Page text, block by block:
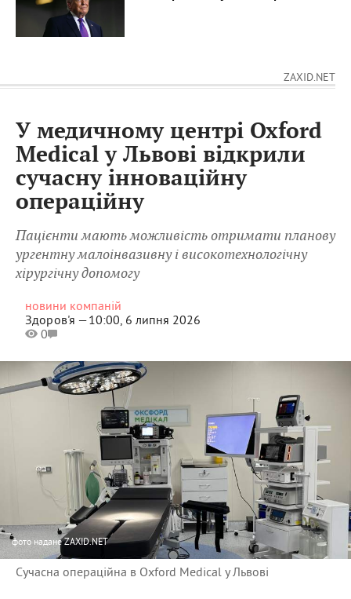
ZAXID.NET
У медичному центрі Oxford
Medical у Львові відкрили
сучасну інноваційну
операційну
Пацієнти мають можливість отримати планову
ургентну малоінвазивну і високотехнологічну
хірургічну допомогу
новини компаній
Здоров'я —10:00, 6 липня 2026
0
фото надане ZAXID.NET
Сучасна операційна в Oxford Medical у Львові